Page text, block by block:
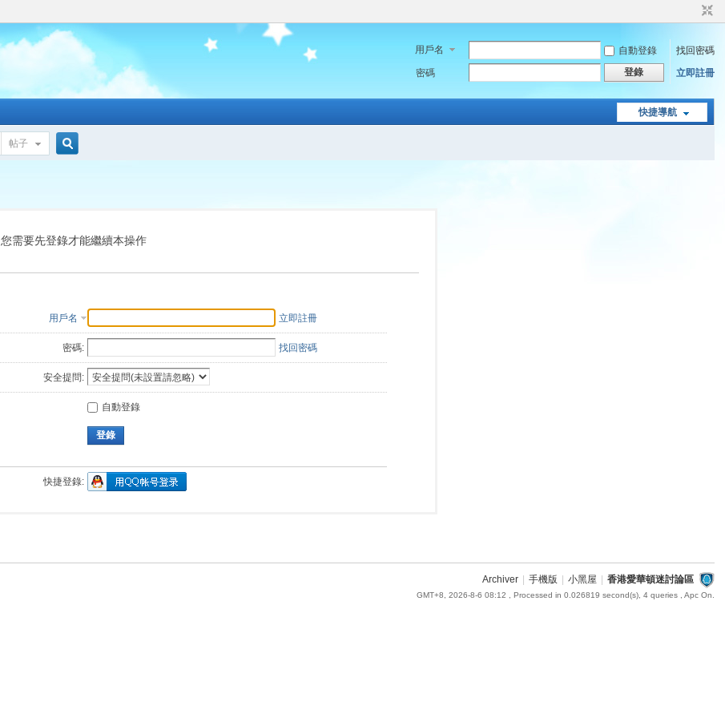
用戶名 自動登錄
找回密碼
密碼
登錄 立即註冊
快捷導航
帖子
索
您需要先登錄才能繼續本操作
用戶名 立即註冊
密碼: 找回密碼
安全提問:
自動登錄
登錄
快捷登錄:
Archiver 手機版 小黑屋 香港愛華頓迷討論區
GMT+8, 2026-8-6 08:12 , Processed in 0.026819 second(s), 4 queries , Apc On.